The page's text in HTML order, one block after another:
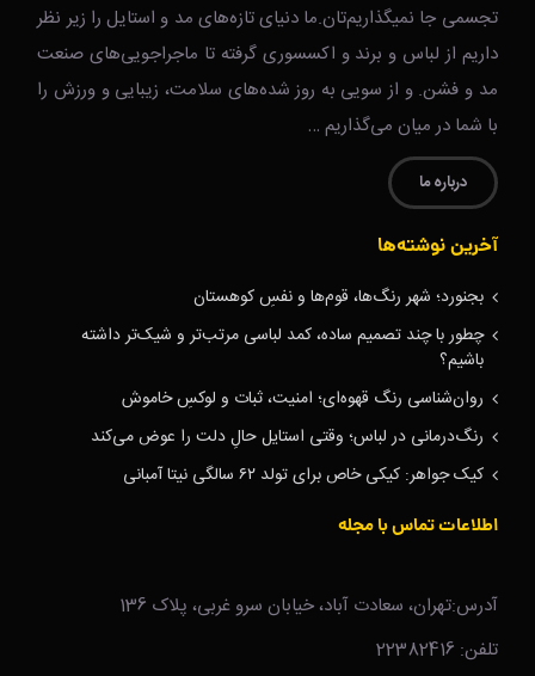
تجسمی جا نمیگذاریم‌تان.ما دنیای تازه‌های مد و استایل را زیر نظر
داریم از لباس و برند و اکسسوری گرفته تا ماجراجویی‌های صنعت
مد و فشن. و از سویی به روز شده‌های سلامت، زیبایی و ورزش را
با شما در میان می‌گذاریم …
درباره ما
آخرین نوشته‌ها
بجنورد؛ شهر رنگ‌ها، قوم‌ها و نفسِ کوهستان
چطور با چند تصمیم ساده، کمد لباسی مرتب‌تر و شیک‌تر داشته
باشیم؟
روان‌شناسی رنگ قهوه‌ای؛ امنیت، ثبات و لوکسِ خاموش
رنگ‌درمانی در لباس؛ وقتی استایل حالِ دلت را عوض می‌کند
کیک جواهر: کیکی خاص برای تولد ۶۲ سالگی نیتا آمبانی
اطلاعات تماس با مجله
آدرس:تهران، سعادت آباد، خیابان سرو غربی، پلاک 136
تلفن: 22382416